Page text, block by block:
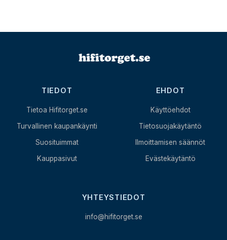
TIEDOT
Tietoa Hifitorget.se
Turvallinen kaupankäynti
Suosituimmat
Kauppasivut
EHDOT
Käyttöehdot
Tietosuojakäytäntö
Ilmoittamisen säännöt
Evästekäytäntö
YHTEYSTIEDOT
info@hifitorget.se